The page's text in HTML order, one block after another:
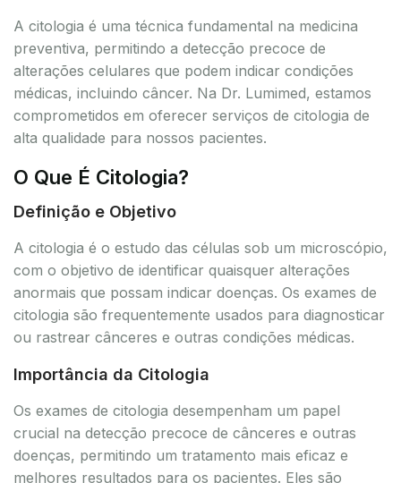
A citologia é uma técnica fundamental na medicina
preventiva, permitindo a detecção precoce de
alterações celulares que podem indicar condições
médicas, incluindo câncer. Na Dr. Lumimed, estamos
comprometidos em oferecer serviços de citologia de
alta qualidade para nossos pacientes.
O Que É Citologia?
Definição e Objetivo
A citologia é o estudo das células sob um microscópio,
com o objetivo de identificar quaisquer alterações
anormais que possam indicar doenças. Os exames de
citologia são frequentemente usados para diagnosticar
ou rastrear cânceres e outras condições médicas.
Importância da Citologia
Os exames de citologia desempenham um papel
crucial na detecção precoce de cânceres e outras
doenças, permitindo um tratamento mais eficaz e
melhores resultados para os pacientes. Eles são